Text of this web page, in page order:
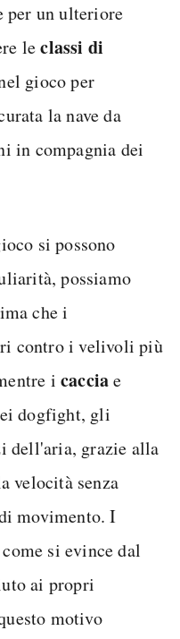
per un ulteriore
leclassi di
gioco per
la nave da
in compagnia dei
si possono
possiamo
che i
contro i velivoli più
i cacciae
dogfight, gli
dell'aria, grazie alla
velocità senza
movimento. I
si evince dal
ai propri
motivo